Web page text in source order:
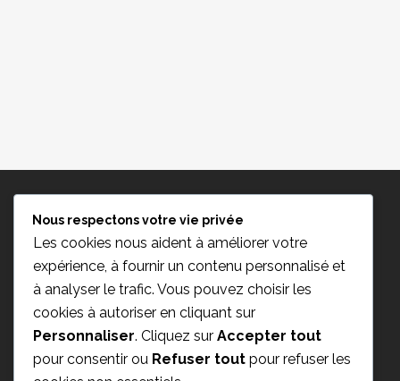
Nous respectons votre vie privée
Les cookies nous aident à améliorer votre
expérience, à fournir un contenu personnalisé et
à analyser le trafic. Vous pouvez choisir les
cookies à autoriser en cliquant sur
Personnaliser. Cliquez sur Accepter tout
pour consentir ou Refuser tout pour refuser les